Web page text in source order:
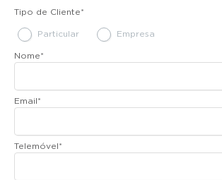
Tipo de Cliente*
Particular Empresa
Nome*
Email*
Telemóvel*